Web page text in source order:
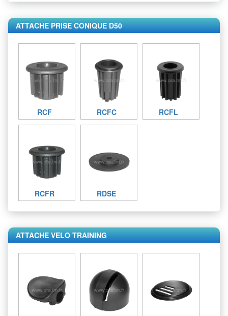
ATTACHE PRISE CONIQUE D50
RCF RCFC RCFL
RCFR RDSE
ATTACHE VELO TRAINING